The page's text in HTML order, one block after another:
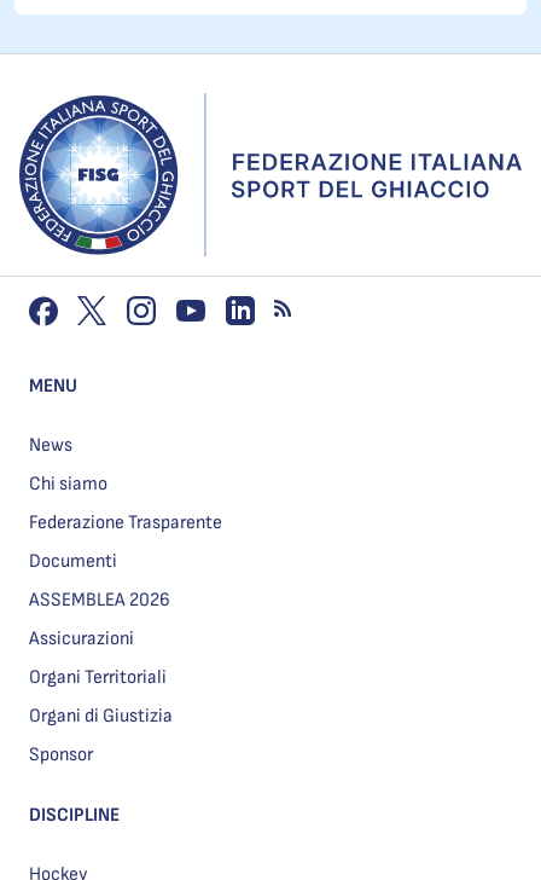
MENU
News
Chi siamo
Federazione Trasparente
Documenti
ASSEMBLEA 2026
Assicurazioni
Organi Territoriali
Organi di Giustizia
Sponsor
DISCIPLINE
Hockey